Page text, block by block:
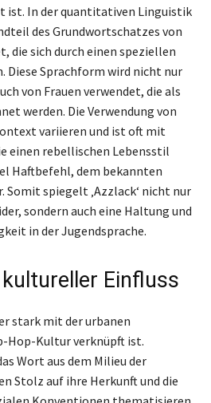
ist. In der quantitativen Linguistik
des Grundwortschatzes von
die sich durch einen speziellen
Diese Sprachform wird nicht nur
von Frauen verwendet, die als
werden. Die Verwendung von
variieren und ist oft mit
einen rebellischen Lebensstil
Haftbefehl, dem bekannten
Somit spiegelt ‚Azzlack‘ nicht nur
sondern auch eine Haltung und
in der Jugendsprache.
Einfluss
stark mit der urbanen
Hop-Kultur verknüpft ist.
Wort aus dem Milieu der
Stolz auf ihre Herkunft und die